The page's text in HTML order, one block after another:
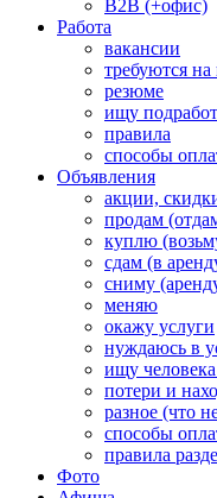
B2B (+офис)
Работа
вакансии
требуются на
резюме
ищу
правила
способы
Объявления
акции,
продам
куплю
сдам (в
сниму
меняю
окажу услуги
нуждаюсь в
ищу
потери и
разное (что
способы
правила
Фото